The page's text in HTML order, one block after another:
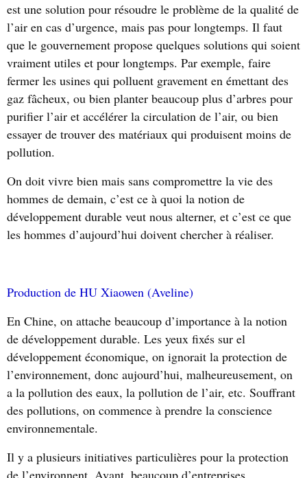
est une solution pour résoudre le problème de la qualité de
l’air en cas d’urgence, mais pas pour longtemps. Il faut
que le gouvernement propose quelques solutions qui soient
vraiment utiles et pour longtemps. Par exemple, faire
fermer les usines qui polluent gravement en émettant des
gaz fâcheux, ou bien planter beaucoup plus d’arbres pour
purifier l’air et accélérer la circulation de l’air, ou bien
essayer de trouver des matériaux qui produisent moins de
pollution.
On doit vivre bien mais sans compromettre la vie des
hommes de demain, c’est ce à quoi la notion de
développement durable veut nous alterner, et c’est ce que
les hommes d’aujourd’hui doivent chercher à réaliser.
Production de HU Xiaowen (Aveline)
En Chine, on attache beaucoup d’importance à la notion
de développement durable. Les yeux fixés sur el
développement économique, on ignorait la protection de
l’environnement, donc aujourd’hui, malheureusement, on
a la pollution des eaux, la pollution de l’air, etc. Souffrant
des pollutions, on commence à prendre la conscience
environnementale.
Il y a plusieurs initiatives particulières pour la protection
de l’environnent. Avant, beaucoup d’entreprises